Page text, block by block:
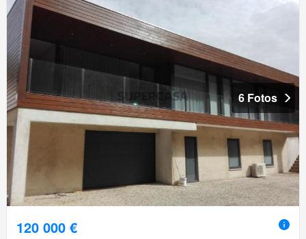
6 Fotos
120 000 €